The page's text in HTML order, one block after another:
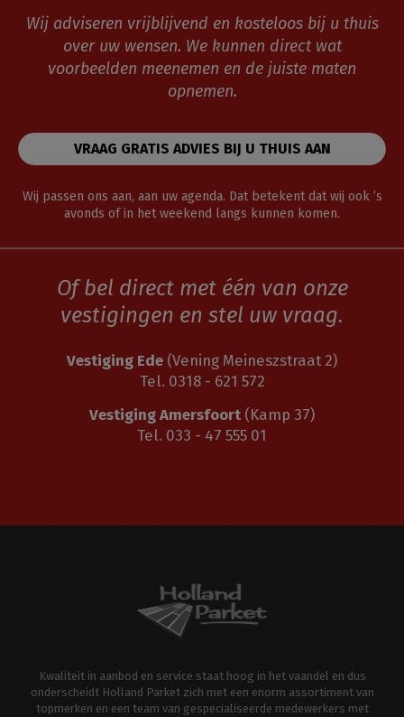
Wij adviseren vrijblijvend en kosteloos bij u thuis
over uw wensen. We kunnen direct wat
voorbeelden meenemen en de juiste maten
opnemen.
VRAAG GRATIS ADVIES BIJ U THUIS AAN
Wij passen ons aan, aan uw agenda. Dat betekent dat wij ook ’s
avonds of in het weekend langs kunnen komen.
Of bel direct met één van onze
vestigingen en stel uw vraag.
Vestiging Ede (Vening Meineszstraat 2)
Tel. 0318 - 621 572
Vestiging Amersfoort (Kamp 37)
Tel. 033 - 47 555 01
Kwaliteit in aanbod en service staat hoog in het vaandel en dus
onderscheidt Holland Parket zich met een enorm assortiment van
topmerken en een team van gespecialiseerde medewerkers met